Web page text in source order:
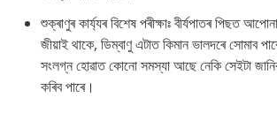
শুক্ৰাণুৰ কাৰ্য্যৰ বিশেষ পৰীক্ষাঃ বীর্যপাতৰ পিছত
জীয়াই থাকে, ডিম্বাণু এটাত কিমান ভালদৰে সোমাব
সংলগ্ন হোৱাত কোনো সমস্যা আছে নেকি সেইটা
কৰিব পাৰে।